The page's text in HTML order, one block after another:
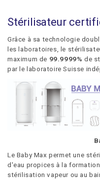
Stérilisateur
Grâce à sa technologie
les laboratoires, le
maximum de 99.9999% de
par le laboratoire Suisse
Le Baby Max permet une
d'eau propices à la
stérilisation vapeur ou au